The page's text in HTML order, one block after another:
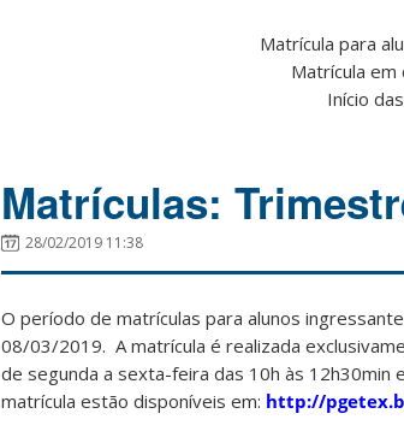
Matrícula para
Matrícula em
Início
Matrículas:
28/02/2019 11:38
O período de matrículas para alunos
08/03/2019. A matrícula é realizada
de segunda a sexta-feira das 10h às
matrícula estão disponíveis em: http://